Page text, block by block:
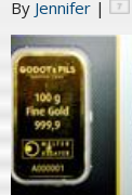
By Jennifer |